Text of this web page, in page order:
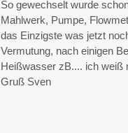
So gewechselt wurde
Mahlwerk, Pumpe,
das Einzigste was jetzt
Vermutung, nach einigen
Heißwasser zB.... ich weiß
Gruß Sven